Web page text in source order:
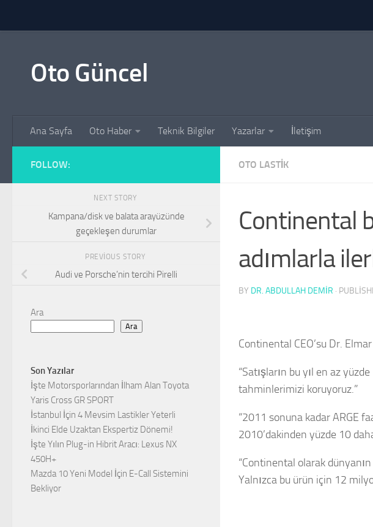
Oto Güncel
Ana Sayfa Oto Haber Teknik Bilgiler Yazarlar İletişim
OTO LASTIK
Continental
adımlarla
BY DR. ABDULLAH DEMİR ·
Continental CEO’su Dr.
“Satışların bu yıl en az
tahminlerimizi koruyoruz.”
“2011 sonuna kadar ARGE
2010’dakinden yüzde 10
“Continental olarak
Yalnızca bu ürün için 12
FOLLOW:
NEXT STORY
Kampana/disk ve balata arayüzünde
geçekleşen durumlar
PREVIOUS STORY
Audi ve Porsche’nin tercihi Pirelli
Ara
Ara
Son Yazılar
İşte Motorsporlarından İlham Alan Toyota
Yaris Cross GR SPORT
İstanbul İçin 4 Mevsim Lastikler Yeterli
İkinci Elde Uzaktan Ekspertiz Dönemi!
İşte Yılın Plug-in Hibrit Aracı: Lexus NX
450H+
Mazda 10 Yeni Model İçin E-Call Sistemini
Bekliyor